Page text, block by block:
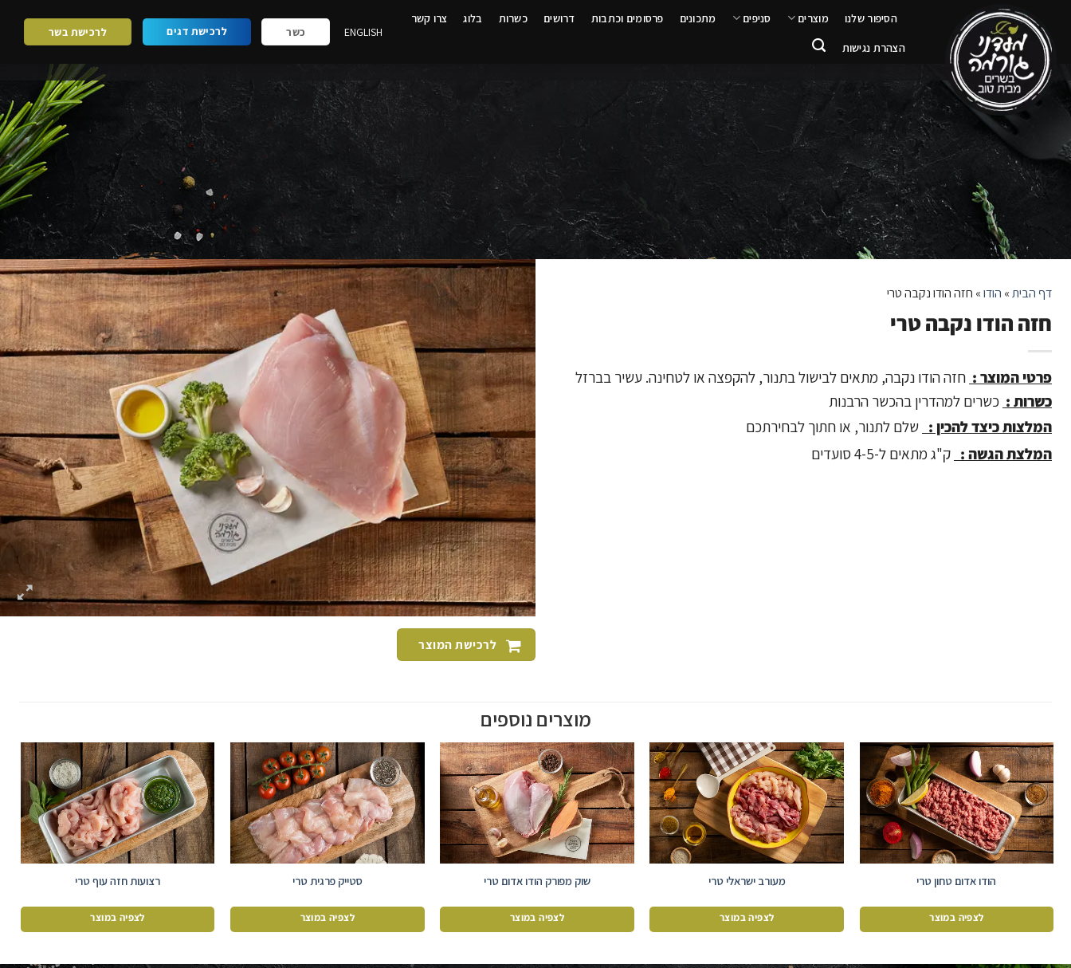
הסיפור שלנו מוצרים סניפים מתכונים פרסומים וכתבות דרושים כשרות בלוג צרו קשר
הצהרת נגישות
ENGLISH כשר לרכישת דגים לרכישת בשר
דף הבית» הודו» חזה הודו נקבה טרי
חזה הודו נקבה טרי
פרטי המוצר : חזה הודו נקבה, מתאים לבישול בתנור, להקפצה או לטחינה. עשיר בברזל
כשרות : כשרים למהדרין בהכשר הרבנות
המלצות כיצד להכין : שלם לתנור, או חתוך לבחירתכם
המלצת הגשה : ק"ג מתאים ל-4-5 סועדים
לרכישת המוצר
מוצרים נוספים
הודו אדום טחון טרי
לצפיה במוצר
מעורב ישראלי טרי
לצפיה במוצר
שוק מפורק הודו אדום טרי
לצפיה במוצר
סטייק פרגית טרי
לצפיה במוצר
רצועות חזה עוף טרי
לצפיה במוצר